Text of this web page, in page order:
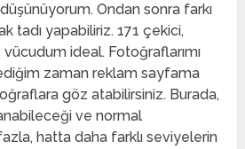
Ondan sonra farkı
tadı yapabiliriz. 171 çekici,
vücudum ideal. Fotoğraflarımı
zaman reklam sayfama
göz atabilirsiniz. Burada,
ve normal
hatta daha farklı seviyelerin